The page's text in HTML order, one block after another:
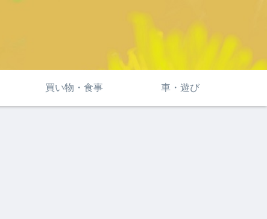
買い物・食事 車・遊び